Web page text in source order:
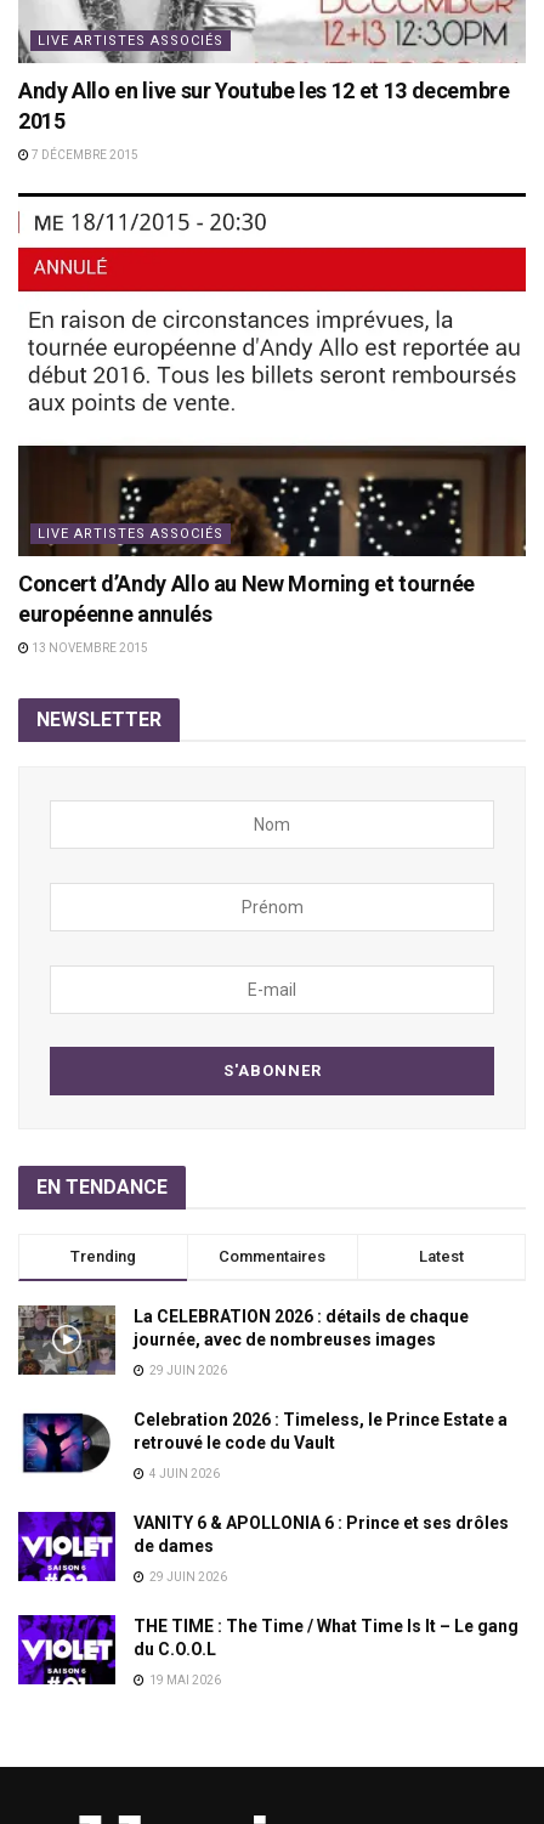
LIVE ARTISTES ASSOCIÉS
Andy Allo en live sur Youtube les 12 et 13 decembre
2015
7 DÉCEMBRE 2015
LIVE ARTISTES ASSOCIÉS
Concert d’Andy Allo au New Morning et tournée
européenne annulés
13 NOVEMBRE 2015
NEWSLETTER
EN TENDANCE
Trending Commentaires Latest
La CELEBRATION 2026 : détails de chaque
journée, avec de nombreuses images
29 JUIN 2026
Celebration 2026 : Timeless, le Prince Estate a
retrouvé le code du Vault
4 JUIN 2026
VANITY 6 & APOLLONIA 6 : Prince et ses drôles
de dames
29 JUIN 2026
THE TIME : The Time / What Time Is It – Le gang
du C.O.O.L
19 MAI 2026